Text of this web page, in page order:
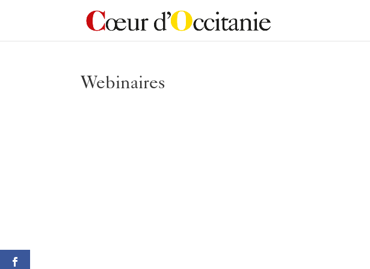
Webinaires